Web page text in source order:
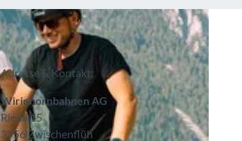
Adresse & Kontakt:
Wiriehornbahnen AG
Riedli 15
3756 Zwischenflüh